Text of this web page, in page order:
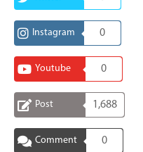
Instagram 0
Youtube 0
Post 1,688
Comment 0